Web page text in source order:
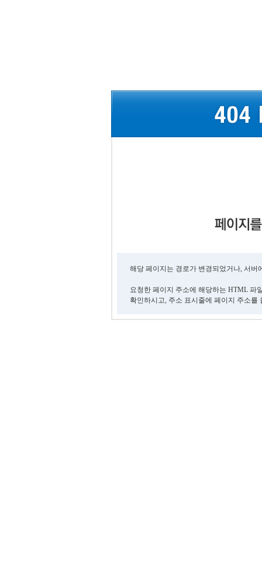
해당 페이지는 경로가 변경되었거나, 서
요청한 페이지 주소에 해당하는 HTML 파
확인하시고, 주소 표시줄에 페이지 주소